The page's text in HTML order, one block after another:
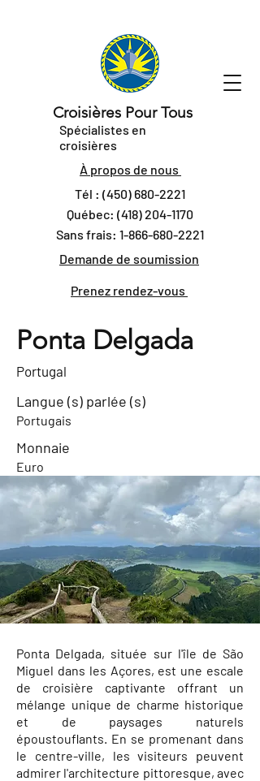
Croisières Pour Tous
Spécialistes en
croisières
À propos de nous
Tél : (450) 680-2221
Québec: (418) 204-1170
Sans frais: 1-866-680-2221
Demande de soumission
Prenez rendez-vous
Ponta Delgada
Portugal
Langue (s) parlée (s)
Portugais
Monnaie
Euro
Ponta Delgada, située sur l'île de São
Miguel dans les Açores, est une escale
de croisière captivante offrant un
mélange unique de charme historique
et de paysages naturels
époustouflants. En se promenant dans
le centre-ville, les visiteurs peuvent
admirer l'architecture pittoresque, avec